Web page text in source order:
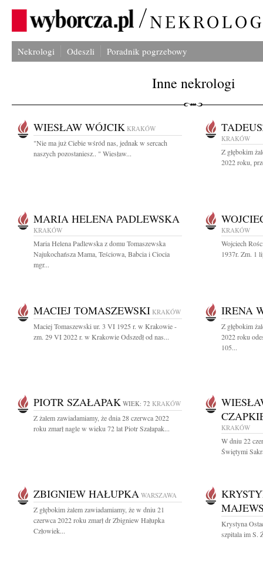
Nekrologi Odeszli Poradnik pogrzebowy
Inne nekrologi
WIESŁAW WÓJCIK KRAKÓW
"Nie ma już Ciebie wśród nas, jednak w sercach
naszych pozostaniesz.. " Wiesław...
KRAKÓW
Z głębokim
2022 roku,
MARIA HELENA PADLEWSKA
KRAKÓW
Maria Helena Padlewska z domu Tomaszewska
Najukochańsza Mama, Teściowa, Babcia i Ciocia
mgr...
KRAKÓW
Wojciech
1937r. Zm. 1
MACIEJ TOMASZEWSKI KRAKÓW
Maciej Tomaszewski ur. 3 VI 1925 r. w Krakowie -
zm. 29 VI 2022 r. w Krakowie Odszedł od nas...
IRENA
Z głębokim
2022 roku
105...
PIOTR SZAŁAPAK WIEK: 72 KRAKÓW
Z żalem zawiadamiamy, że dnia 28 czerwca 2022
roku zmarł nagle w wieku 72 lat Piotr Szałapak...
KRAKÓW
W dniu 22
Świętymi
ZBIGNIEW HAŁUPKA WARSZAWA
Z głębokim żalem zawiadamiamy, że w dniu 21
czerwca 2022 roku zmarł dr Zbigniew Hałupka
Człowiek...
Krystyna
szpitala im S.